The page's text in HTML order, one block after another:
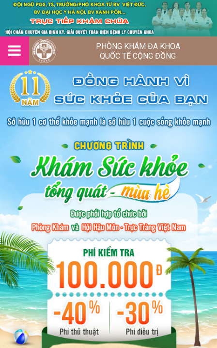
PHÒNG KHÁM ĐA KHOA
QUỐC TẾ CỘNG ĐỒNG